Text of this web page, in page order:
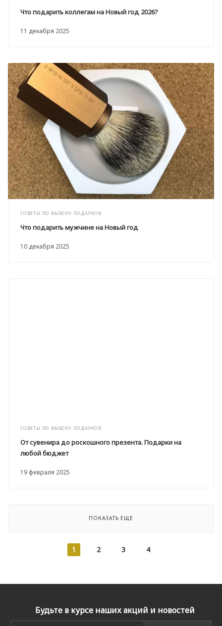
11 декабря 2025
Что подарить коллегам на Новый год 2026?
СОВЕТЫ ПО ВЫБОРУ ПОДАРКОВ
10 декабря 2025
Что подарить мужчине на Новый год
СОВЕТЫ ПО ВЫБОРУ ПОДАРКОВ
19 февраля 2025
От сувенира до роскошного презента. Подарки на
любой бюджет
ПОКАЗАТЬ ЕЩЕ
1 2 3 4
Будьте в курсе наших акций и новостей